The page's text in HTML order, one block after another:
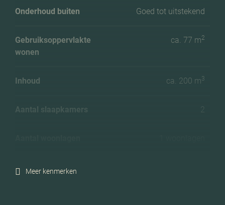
Onderhoud buiten Goed tot uitstekend
Gebruiksoppervlakte
wonen
ca. 77 m2
Inhoud ca. 200 m3
Aantal slaapkamers 2
Voorzieningen
Meer kenmerken